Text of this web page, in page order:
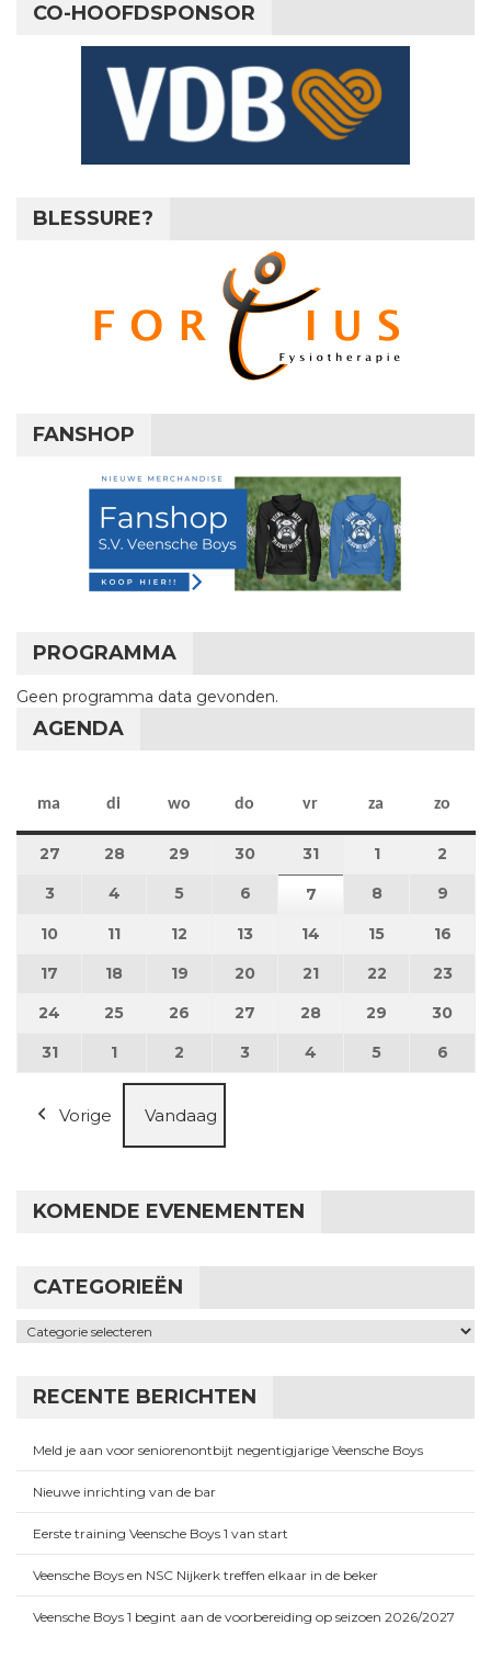
CO-HOOFDSPONSOR
BLESSURE?
FANSHOP
PROGRAMMA
Geen programma data gevonden.
AGENDA
ma maandag
di dinsdag
wo woensdag
do donderdag
vr vrijdag
za zaterdag
zo
27 27 juli 2026
28 28 juli 2026
29 29 juli 2026
30 30 juli 2026
31 31 juli 2026
11 augustus
2
3 3 augustus 2026
4 4 augustus 2026
5 5 augustus 2026
6 6 augustus 2026
7 7 augustus 2026
8 8 augustus
9
10 10 augustus 2026
11 11 augustus 2026
12 12 augustus 2026
13 13 augustus 2026
14 14 augustus 2026
15 15 16
17 17 augustus 2026
18 18 augustus 2026
19 19 augustus 2026
20 20 augustus 2026
21 21 augustus 2026
22 22 23
24 24 augustus 2026
25 25 augustus 2026
26 26 augustus 2026
27 27 augustus 2026
28 28 augustus 2026
29 29 30
3131 augustus 2026
1 1 september 2026
2 2 september 2026
3 3 september 2026
4 4 september 2026
5 5 6
Vorige Vandaag
KOMENDE EVENEMENTEN
CATEGORIEËN
Categorieën
RECENTE BERICHTEN
Meld je aan voor seniorenontbijt negentigjarige Veensche Boys
Nieuwe inrichting van de bar
Eerste training Veensche Boys 1 van start
Veensche Boys en NSC Nijkerk treffen elkaar in de beker
Veensche Boys 1 begint aan de voorbereiding op seizoen 2026/2027